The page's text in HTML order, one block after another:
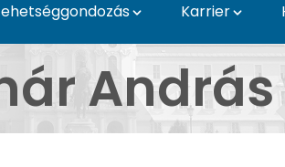
Karrier
András